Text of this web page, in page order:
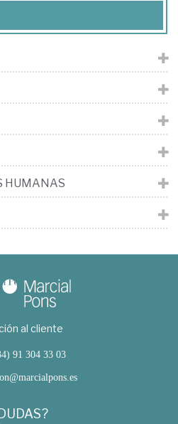
HUMANAS
al cliente
91 304 33 03